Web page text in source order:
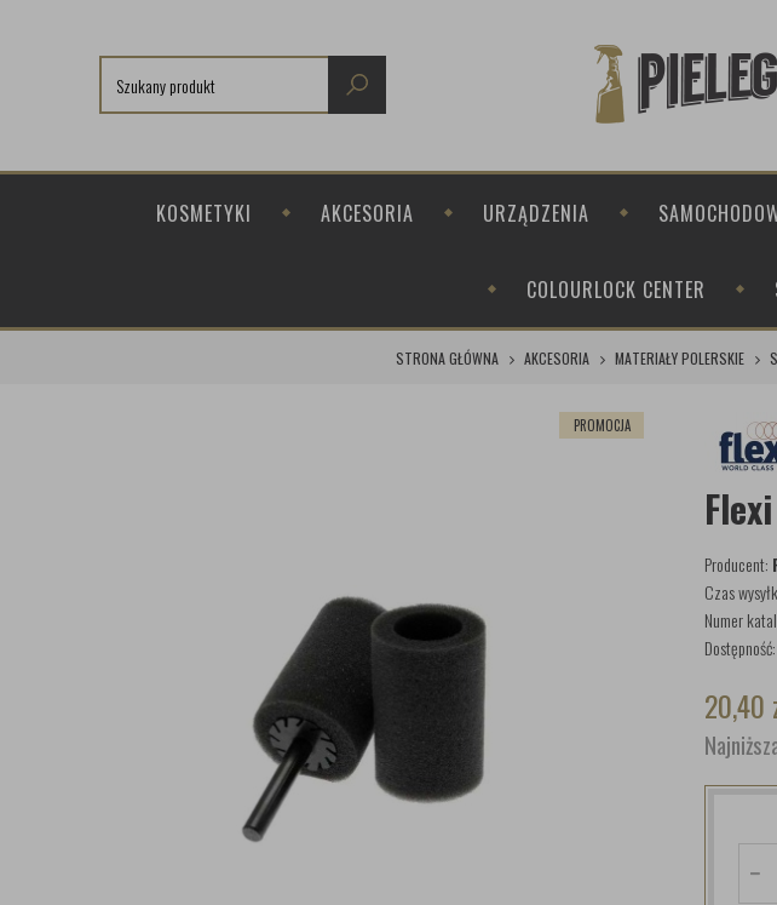
KOSMETYKI AKCESORIA URZĄDZENIA
COLOURLOCK CENTER
STRONA GŁÓWNA AKCESORIA MATERIAŁY POLERSKIE
PROMOCJA
Producent:
Czas
Numer
Dostępność:
20,40